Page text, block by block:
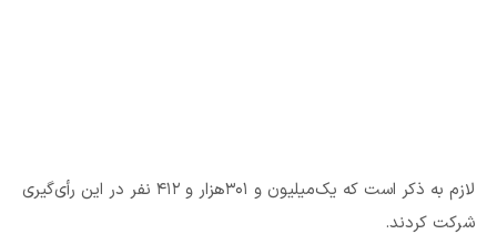
لازم به ذکر است که یک‌میلیون و ۳۰۱هزار و ۴۱۲ نفر در این رأی‌گیری
شرکت کردند.